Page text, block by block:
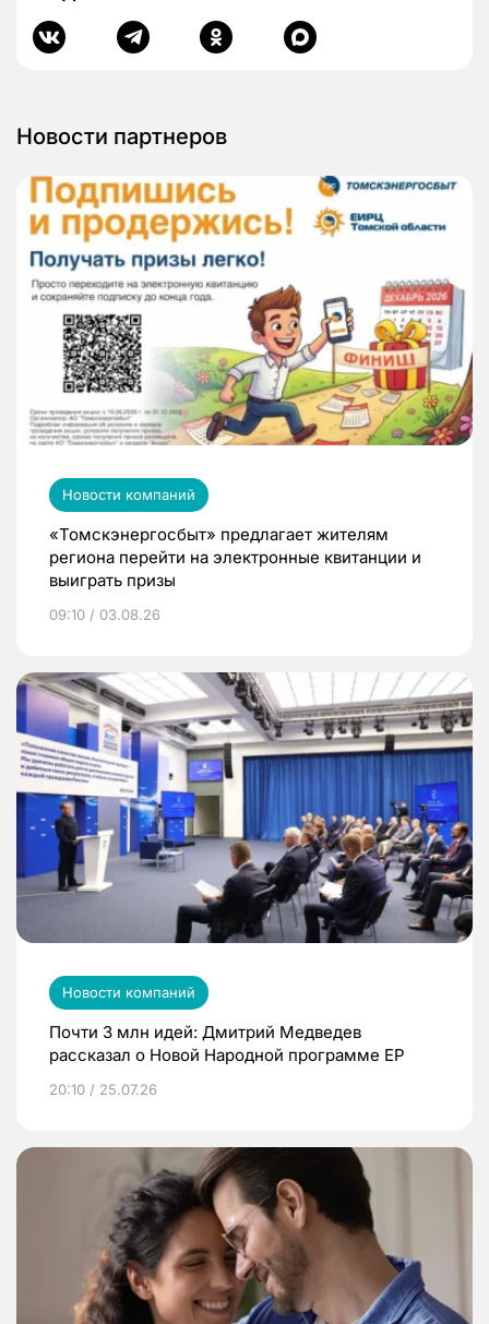
Новости партнеров
Новости компаний
«Томскэнергосбыт» предлагает жителям
региона перейти на электронные квитанции и
выиграть призы
09:10 / 03.08.26
Новости компаний
Почти 3 млн идей: Дмитрий Медведев
рассказал о Новой Народной программе ЕР
20:10 / 25.07.26